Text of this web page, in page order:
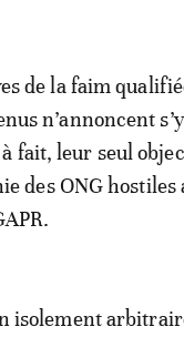
de la faim
n’annoncent
fait, leur seul
des ONG
isolement